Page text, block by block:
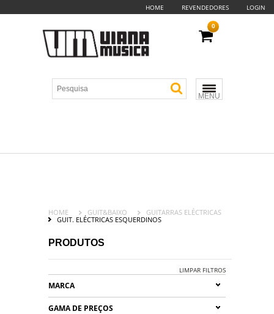
HOME REVENDEDORES LOGIN
MENU
0
HOME GUIT&BAIXO
GUITARRAS ELÉCTRICAS
GUIT. ELÉCTRICAS ESQUERDINOS
PRODUTOS
LIMPAR FILTROS
MARCA
GAMA DE PREÇOS